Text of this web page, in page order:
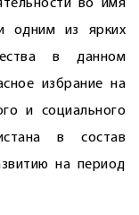
во имя
одним из ярких
в данном
избрание на
и социального
в состав
на период